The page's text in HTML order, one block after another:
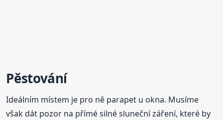
Pěstování
Ideálním místem je pro ně parapet u okna. Musíme
však dát pozor na přímé silné sluneční záření, které by